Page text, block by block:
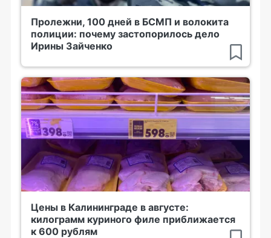
Пролежни, 100 дней в БСМП и волокита
полиции: почему застопорилось дело
Ирины Зайченко
Цены в Калининграде в августе:
килограмм куриного филе приближается
к 600 рублям